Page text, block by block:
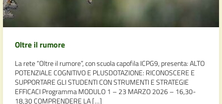
Oltre il rumore
La rete “Oltre il rumore”, con scuola capofila ICPG9, presenta: ALTO
POTENZIALE COGNITIVO E PLUSDOTAZIONE: RICONOSCERE E
SUPPORTARE GLI STUDENTI CON STRUMENTI E STRATEGIE
EFFICACI Programma MODULO 1 – 23 MARZO 2026 – 16,30-
18,30 COMPRENDERE LA […]